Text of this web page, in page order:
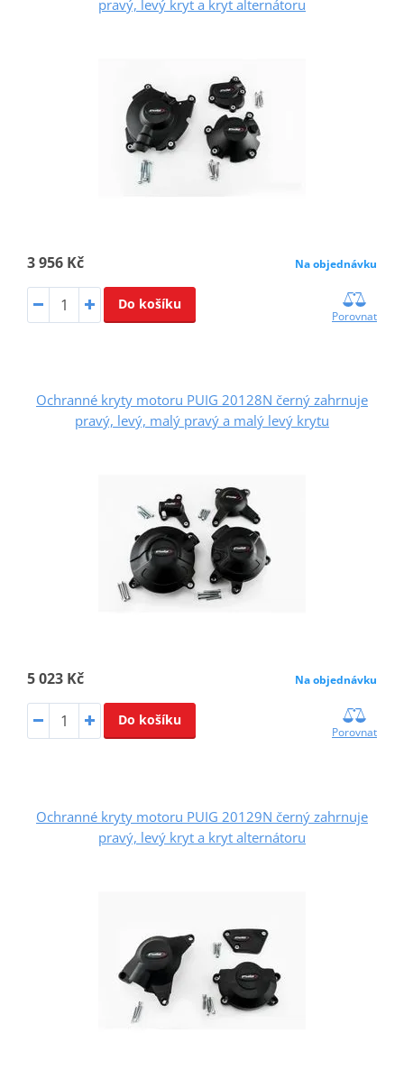
pravý, levý kryt a kryt alternátoru
3 956 Kč Na objednávku
Do košíku
Porovnat
Ochranné kryty motoru PUIG 20128N černý zahrnuje
pravý, levý, malý pravý a malý levý krytu
5 023 Kč Na objednávku
Do košíku
Porovnat
Ochranné kryty motoru PUIG 20129N černý zahrnuje
pravý, levý kryt a kryt alternátoru